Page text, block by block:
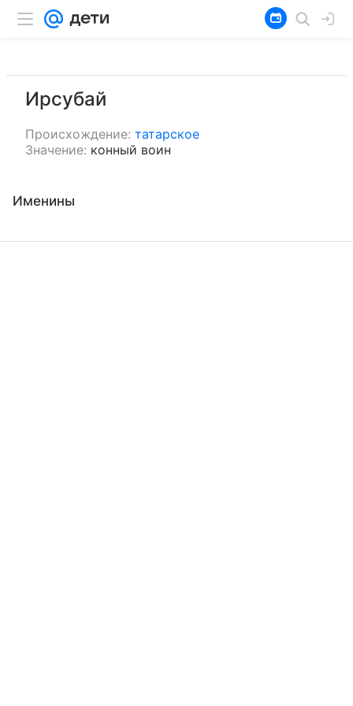
Ирсубай
Происхождение: татарское
Значение: конный воин
Именины